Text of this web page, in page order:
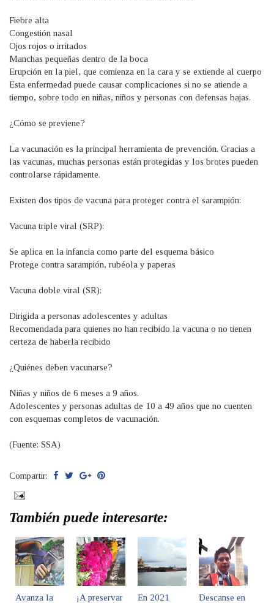
Fiebre alta
Congestión nasal
Ojos rojos o irritados
Manchas pequeñas dentro de la boca
Erupción en la piel, que comienza en la cara y se extiende al cuerpo
Esta enfermedad puede causar complicaciones si no se atiende a
tiempo, sobre todo en niñas, niños y personas con defensas bajas.
¿Cómo se previene?
La vacunación es la principal herramienta de prevención. Gracias a
las vacunas, muchas personas están protegidas y los brotes pueden
controlarse rápidamente.
Existen dos tipos de vacuna para proteger contra el sarampión:
Vacuna triple viral (SRP):
Se aplica en la infancia como parte del esquema básico
Protege contra sarampión, rubéola y paperas
Vacuna doble viral (SR):
Dirigida a personas adolescentes y adultas
Recomendada para quienes no han recibido la vacuna o no tienen
certeza de haberla recibido
¿Quiénes deben vacunarse?
Niñas y niños de 6 meses a 9 años.
Adolescentes y personas adultas de 10 a 49 años que no cuenten
con esquemas completos de vacunación.
(Fuente: SSA)
Compartir:
También puede interesarte:
Avanza la ¡A preservar En 2021 Descanse en